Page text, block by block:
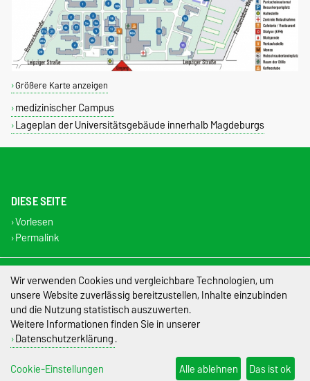
Größere Karte anzeigen
medizinischer Campus
Lageplan der Universitätsgebäude innerhalb Magdeburgs
DIESE SEITE
Vorlesen
Permalink
Impressum
Datenschutz
Barrierefreiheit
Cookie-Einstellungen
Wir verwenden Cookies und vergleichbare Technologien, um
unsere Website zuverlässig bereitzustellen, Inhalte einzubinden
und die Nutzung statistisch auszuwerten.
Weitere Informationen finden Sie in unserer
Datenschutzerklärung.
Cookie-Einstellungen
Alle ablehnen Das ist ok